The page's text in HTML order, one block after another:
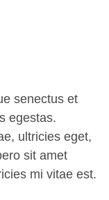
senectus et
egestas.
ultricies eget,
sit amet
mi vitae est.